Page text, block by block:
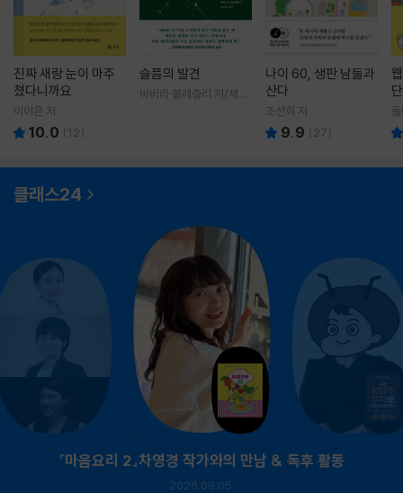
진짜 새랑 눈이 마주
쳤다니까요
이이은 저
10.0 (12)
슬픔의 발견
바버라 블래츨리 저/제효
나이 60, 생판 남들과
산다
조선희 저
9.9 ( 27)
클래스24
『마음요리 2』차영경 작가와의 만남 & 독후 활동
2026.09.05.